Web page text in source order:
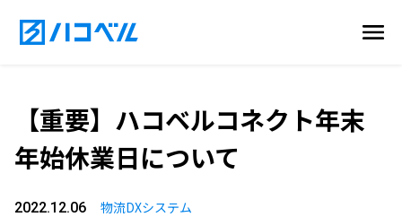
【重要】ハコベルコネクト年末
年始休業日について
2022.12.06 物流DXシステム